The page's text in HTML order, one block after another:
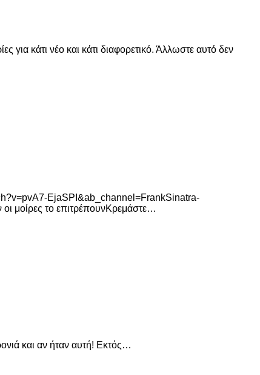
κάτι νέο και κάτι διαφορετικό. Άλλωστε αυτό δεν
EjaSPI&ab_channel=FrankSinatra-
μοίρες το επιτρέπουνΚρεμάστε…
και αν ήταν αυτή! Εκτός…